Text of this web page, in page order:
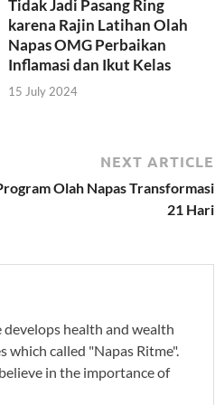
Tidak Jadi Pasang Ring
karena Rajin Latihan Olah
Napas OMG Perbaikan
Inflamasi dan Ikut Kelas
15 July 2024
NEXT ARTICLE
Olah Napas Transformasi
21 Hari
health and wealth
which called "Napas Ritme".
in the importance of